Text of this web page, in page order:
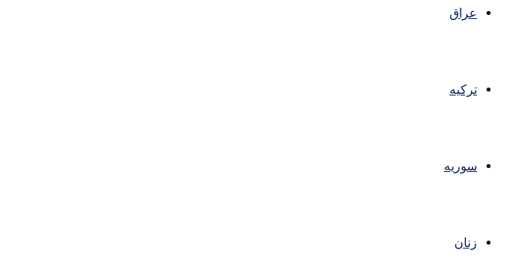
عراق
ترکیه
سوریه
زنان